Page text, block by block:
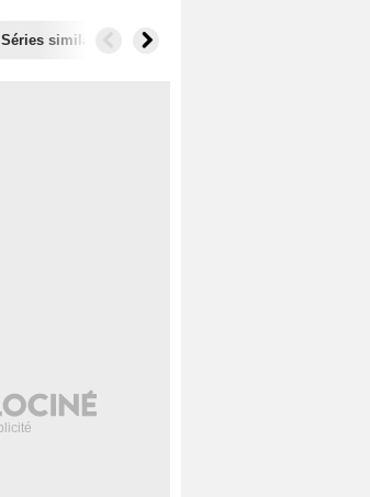
Séries similaires